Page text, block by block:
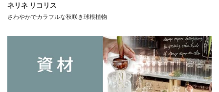
ネリネ リコリス
さわやかでカラフルな秋咲き球根植物